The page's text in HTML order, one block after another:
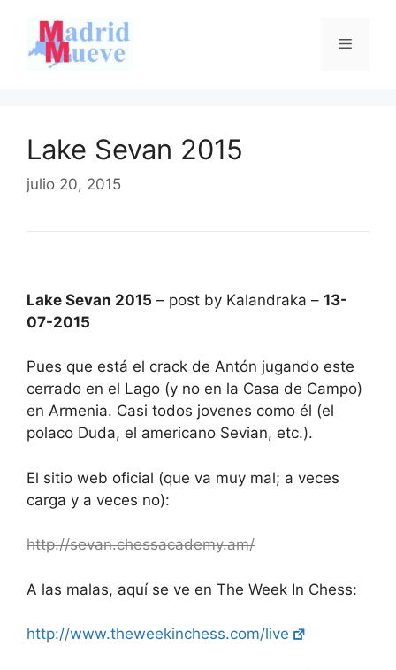
contenido
Menú
Lake Sevan 2015
julio 20, 2015
Lake Sevan 2015 – post by Kalandraka – 13-
07-2015
Pues que está el crack de Antón jugando este
cerrado en el Lago (y no en la Casa de Campo)
en Armenia. Casi todos jovenes como él (el
polaco Duda, el americano Sevian, etc.).
El sitio web oficial (que va muy mal; a veces
carga y a veces no):
http://sevan.chessacademy.am/
A las malas, aquí se ve en The Week In Chess:
http://www.theweekinchess.com/live